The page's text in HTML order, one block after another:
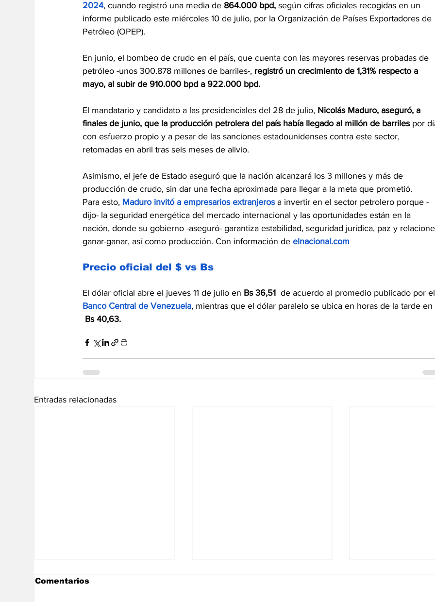
2024, cuando registró una media de 864.000 bpd, según cifras oficiales recogidas en un
informe publicado este miércoles 10 de julio, por la Organización de Países Exportadores de
Petróleo (OPEP).
En junio, el bombeo de crudo en el país, que cuenta con las mayores reservas probadas de
petróleo -unos 300.878 millones de barriles-, registró un crecimiento de 1,31% respecto a
mayo, al subir de 910.000 bpd a 922.000 bpd.
El mandatario y candidato a las presidenciales del 28 de julio, Nicolás Maduro, aseguró, a
finales de junio, que la producción petrolera del país había llegado al millón de barriles por
con esfuerzo propio y a pesar de las sanciones estadounidenses contra este sector,
retomadas en abril tras seis meses de alivio.
Asimismo, el jefe de Estado aseguró que la nación alcanzará los 3 millones y más de
producción de crudo, sin dar una fecha aproximada para llegar a la meta que prometió.
Para esto, Maduro invitó a empresarios extranjeros a invertir en el sector petrolero porque -
dijo- la seguridad energética del mercado internacional y las oportunidades están en la
nación, donde su gobierno -aseguró- garantiza estabilidad, seguridad jurídica, paz y
ganar-ganar, así como producción. Con información de elnacional.com
Precio oficial del $ vs Bs
El dólar oficial abre el jueves 11 de julio en Bs 36,51 de acuerdo al promedio publicado por
Banco Central de Venezuela, mientras que el dólar paralelo se ubica en horas de la tarde en
Bs 40,63.
Entradas relacionadas
Comentarios